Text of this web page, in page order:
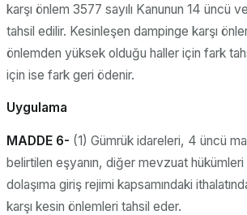
karşı önlem 3577 sayılı Kanunun 14 üncü
tahsil edilir. Kesinleşen dampinge karşı
önlemden yüksek olduğu haller için fark
için ise fark geri ödenir.
Uygulama
MADDE 6- (1) Gümrük idareleri, 4 üncü
belirtilen eşyanın, diğer mevzuat
dolaşıma giriş rejimi kapsamındaki
karşı kesin önlemleri tahsil eder.